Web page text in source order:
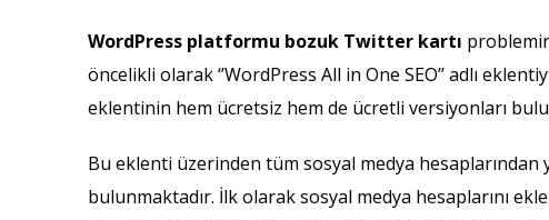
WordPress platformu bozuk Twitter kartı
öncelikli olarak ‘’WordPress All in One SEO’’ adlı
eklentinin hem ücretsiz hem de ücretli versiyonları
Bu eklenti üzerinden tüm sosyal medya hesaplarından
bulunmaktadır. İlk olarak sosyal medya hesaplarını